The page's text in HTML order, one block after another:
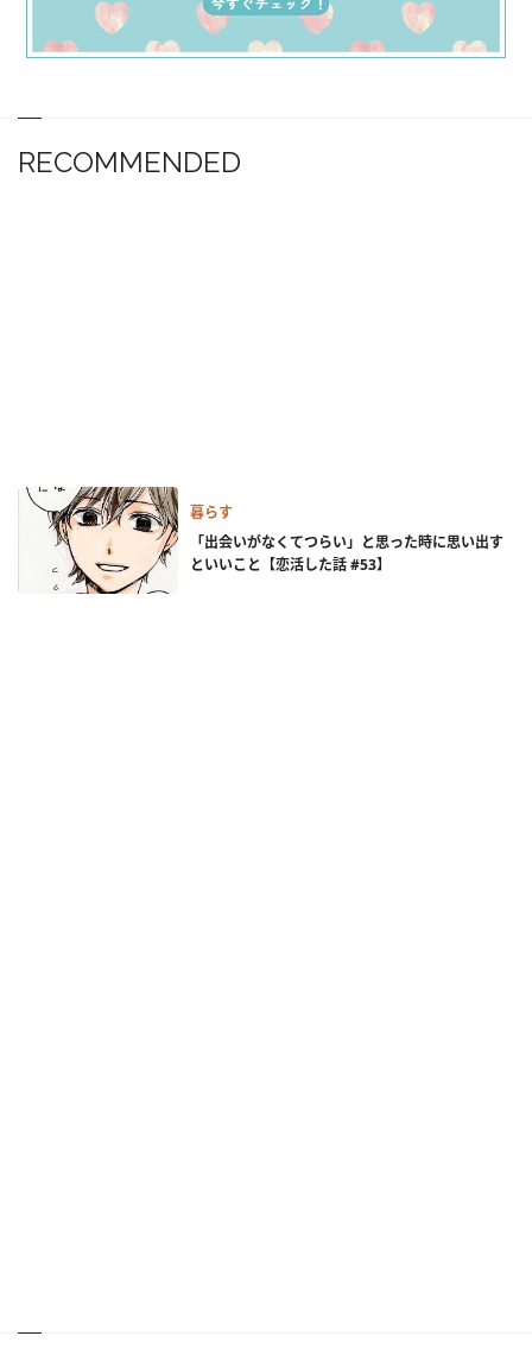
RECOMMENDED
暮らす
「出会いがなくてつらい」と思った時に思い出す
といいこと【恋活した話 #53】